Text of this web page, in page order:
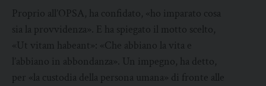
Proprio all’OPSA, ha confidato, «ho imparato cosa
sia la provvidenza». E ha spiegato il motto scelto,
«Ut vitam habeant»: «Che abbiano la vita e
l’abbiano in abbondanza». Un impegno, ha detto,
per «la custodia della persona umana» di fronte alle